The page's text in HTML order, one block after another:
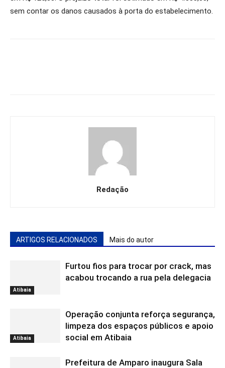
sem contar os danos causados à porta do estabelecimento.
Redação
ARTIGOS RELACIONADOS Mais do autor
Atibaia
Furtou fios para trocar por crack, mas
acabou trocando a rua pela delegacia
Atibaia
Operação conjunta reforça segurança,
limpeza dos espaços públicos e apoio
social em Atibaia
Prefeitura de Amparo inaugura Sala